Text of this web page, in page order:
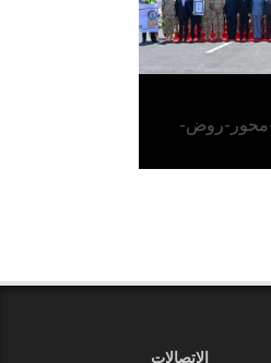
محور-روض-